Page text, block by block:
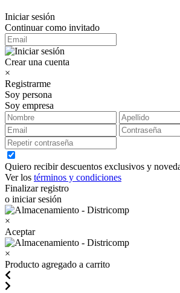
Iniciar sesión
Continuar como invitado
Crear una cuenta
×
Registrarme
Soy persona
Soy empresa
Quiero recibir descuentos exclusivos y
Ver los términos y condiciones
Finalizar registro
o iniciar sesión
×
Aceptar
×
Producto agregado a carrito